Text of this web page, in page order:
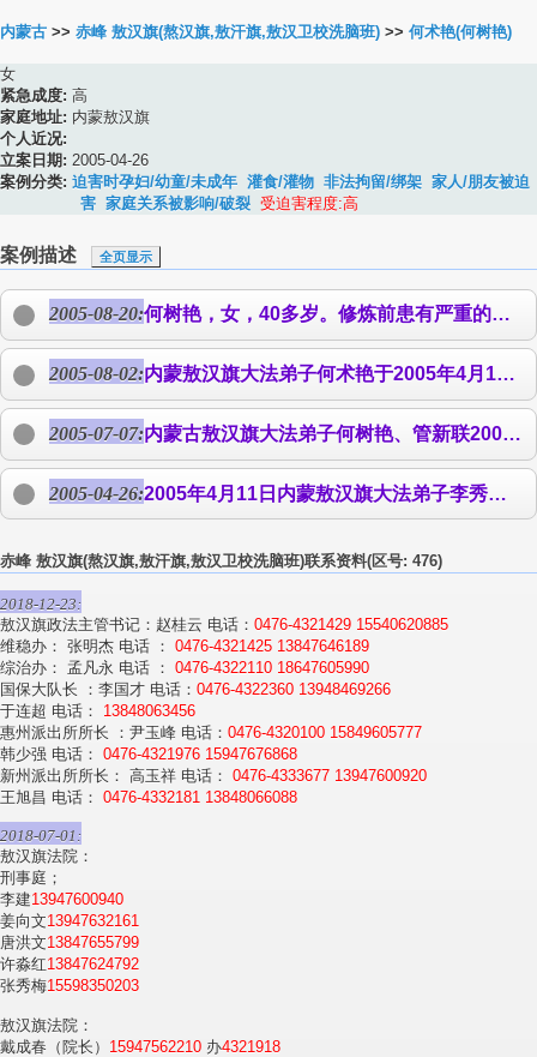
内蒙古 >> 赤峰 敖汉旗(熬汉旗,敖汗旗,敖汉卫校洗脑班) >> 何术艳(何树艳)
女
紧急成度: 高
家庭地址: 内蒙敖汉旗
个人近况:
立案日期: 2005-04-26
案例分类: 迫害时孕妇/幼童/未成年 灌食/灌物 非法拘留/绑架 家人/朋友被迫
害 家庭关系被影响/破裂 受迫害程度:高
案例描述 全页显示
2005-08-20:何树艳，女，40多岁。修炼前患有严重的心脏病、头疼等多种疾病，在病魔的折磨下，曾想到过轻生，一死了之。就当她在生死的十字路口上徘徊的时候，有幸得遇大法。修炼后，她象换了一个人一样，身体健康，面色白里透红，待人慈悲祥和，也使许多人见证了大法的神奇与美好。然而她却于今年4月11日晚遭绑架。当夜，她机智走脱后流离失所。但因她丈夫在外地工作，儿子想念母亲而生病、辍学，
2005-08-02:内蒙敖汉旗大法弟子何术艳于2005年4月11日和李秀兰在夜晚贴声明时被绑架，当晚正念走脱，被迫流离失所两个月。因丈夫在外地工作，两个孩子无人照看，
2005-07-07:内蒙古敖汉旗大法弟子何树艳、管新联2005年7月5日被绑架，关押地点不详。两家孩子读书、生活陷入艰难困境。
2005-04-26:2005年4月11日内蒙敖汉旗大法弟子李秀兰和
赤峰 敖汉旗(熬汉旗,敖汗旗,敖汉卫校洗脑班)联系资料(区号: 476)
2018-12-23:
敖汉旗政法主管书记：赵桂云 电话： 0476-4321429 15540620885
维稳办： 张明杰 电话 ： 0476-4321425 13847646189
综治办： 孟凡永 电话 ： 0476-4322110 18647605990
国保大队长 ：李国才 电话： 0476-4322360 13948469266
于连超 电话： 13848063456
惠州派出所所长 ：尹玉峰 电话： 0476-4320100 15849605777
韩少强 电话： 0476-4321976 15947676868
新州派出所所长： 高玉祥 电话： 0476-4333677 13947600920
王旭昌 电话： 0476-4332181 13848066088
2018-07-01:
敖汉旗法院：
刑事庭；
李建13947600940
姜向文13947632161
唐洪文13847655799
许淼红13847624792
张秀梅15598350203
敖汉旗法院：
戴成春（院长） 15947562210 办4321918